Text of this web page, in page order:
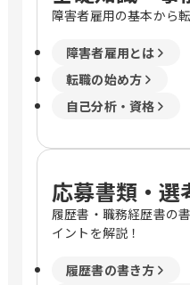
障害者雇用の基本から
障害者雇用とは
転職の始め方
自己分析・資格
応募書類・選
履歴書・職務経歴書の
イントを解説！
履歴書の書き方